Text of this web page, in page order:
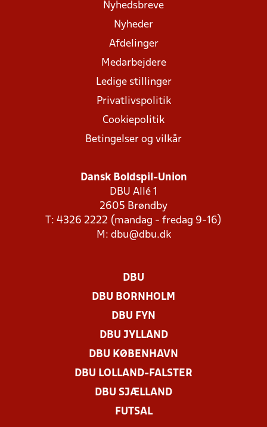
Nyhedsbreve
Nyheder
Afdelinger
Medarbejdere
Ledige stillinger
Privatlivspolitik
Cookiepolitik
Betingelser og vilkår
Dansk Boldspil-Union
DBU Allé 1
2605 Brøndby
T: 4326 2222 (mandag - fredag 9-16)
M: dbu@dbu.dk
DBU
DBU BORNHOLM
DBU FYN
DBU JYLLAND
DBU KØBENHAVN
DBU LOLLAND-FALSTER
DBU SJÆLLAND
FUTSAL